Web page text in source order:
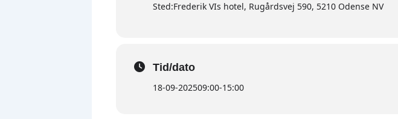
Sted:Frederik VIs hotel, Rugårdsvej 590, 5210 Odense NV
Tid/dato
18-09-202509:00-15:00